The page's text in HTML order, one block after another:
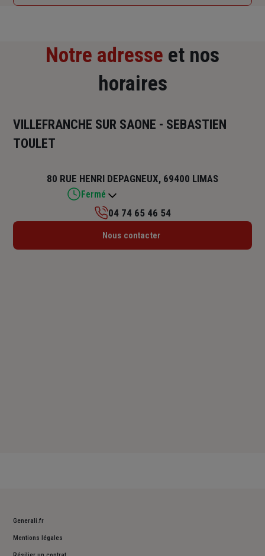
Notre adresse et nos
horaires
VILLEFRANCHE SUR SAONE - SEBASTIEN
TOULET
80 RUE HENRI DEPAGNEUX, 69400 LIMAS
Fermé
Lundi : 09h – 12h / 14h – 18h
04 74 65 46 54
Nous contacter
Generali.fr
Mentions légales